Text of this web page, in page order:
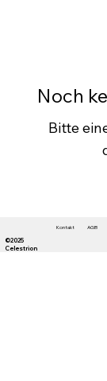
Noch
Bitte
©2025
Celestrion
Kontakt AGB